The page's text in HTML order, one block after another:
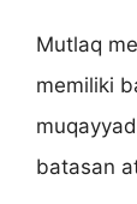
Mutlaq
memiliki
batasan